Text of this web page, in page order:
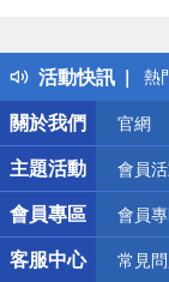
活動快訊
得
熱
銀
偏
詐
關於我們
官網
主題活動 會員
會員專區 會員
客服中心 常見